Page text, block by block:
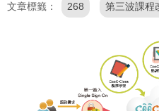
文章標籤 268 第三波課程